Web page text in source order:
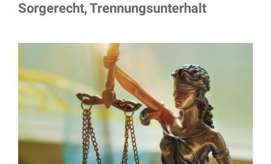
Sorgerecht, Trennungsunterhalt